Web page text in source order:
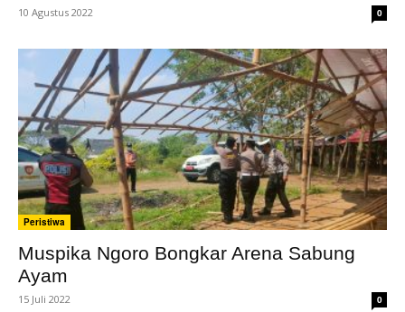
10 Agustus 2022 0
Peristiwa
Muspika Ngoro Bongkar Arena Sabung
Ayam
15 Juli 2022 0